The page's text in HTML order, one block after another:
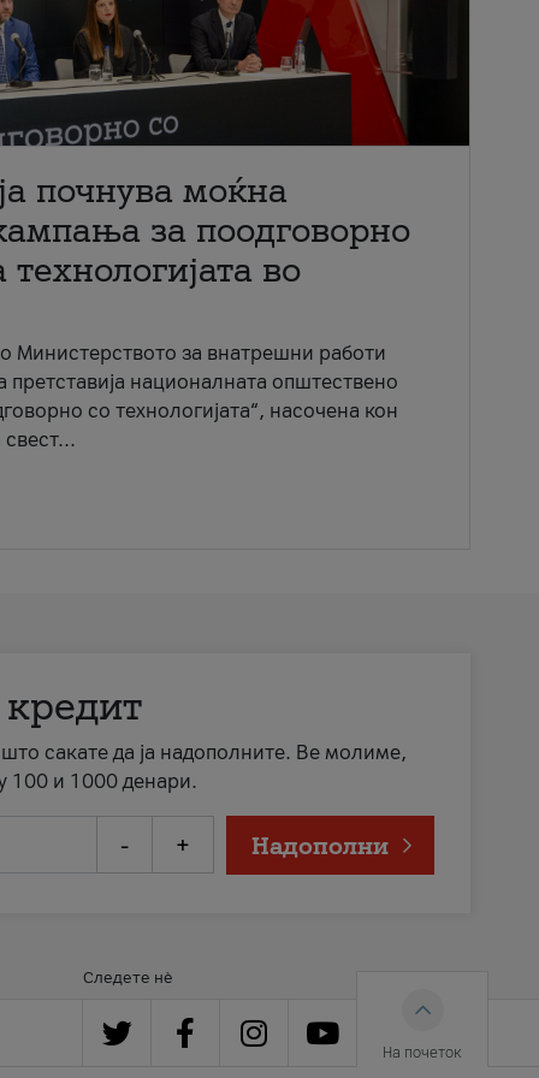
почнува моќна
за поодговорно
во
Министерството за внатрешни работи
претставија националната општествено
со технологијата“, насочена кон
што сакате да ја надополните. Ве молиме,
100 и 1000 денари.
- + Надополни
Следете нè
На почеток